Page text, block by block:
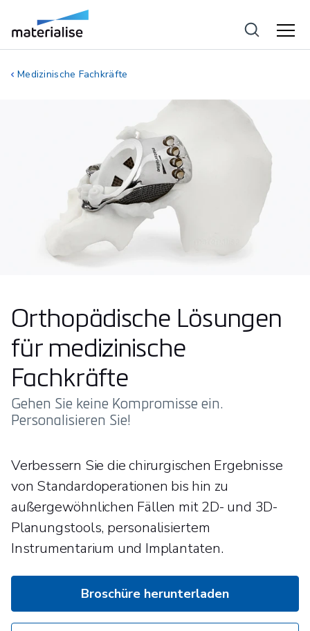
Medizinische Fachkräfte
Orthopädische Lösungen
für medizinische
Fachkräfte
Gehen Sie keine Kompromisse ein.
Personalisieren Sie!
Verbessern Sie die chirurgischen Ergebnisse
von Standardoperationen bis hin zu
außergewöhnlichen Fällen mit 2D- und 3D-
Planungstools, personalisiertem
Instrumentarium und Implantaten.
Broschüre herunterladen